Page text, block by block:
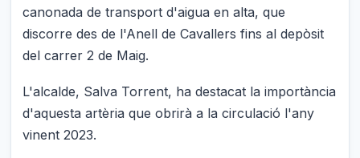
canonada de transport d'aigua en alta, que
discorre des de l'Anell de Cavallers fins al depòsit
del carrer 2 de Maig.
L'alcalde, Salva Torrent, ha destacat la importància
d'aquesta artèria que obrirà a la circulació l'any
vinent 2023.